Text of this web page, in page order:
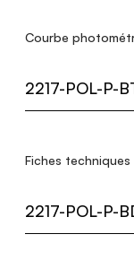
Courbe
2217-POL-P-
Fiches techniques
2217-POL-P-